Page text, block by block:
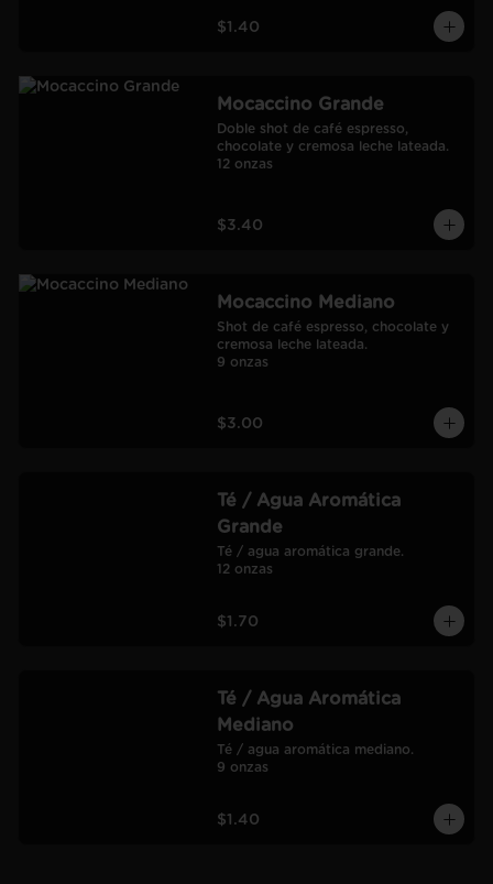
$1.40
Mocaccino Grande
Doble shot de café espresso,
chocolate y cremosa leche lateada.
12 onzas
$3.40
Mocaccino Mediano
Shot de café espresso, chocolate y
cremosa leche lateada.
9 onzas
$3.00
Té / Agua Aromática
Grande
Té / agua aromática grande.
12 onzas
$1.70
Té / Agua Aromática
Mediano
Té / agua aromática mediano.
9 onzas
$1.40